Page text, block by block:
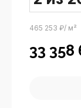
465 253 ₽/ м²
33 358